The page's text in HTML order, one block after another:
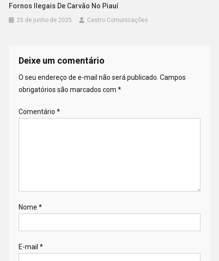
Fornos Ilegais De Carvão No Piauí
25 de junho de 2025 Castro Comunicações
Deixe um comentário
O seu endereço de e-mail não será publicado. Campos
obrigatórios são marcados com *
Comentário *
Nome *
E-mail *